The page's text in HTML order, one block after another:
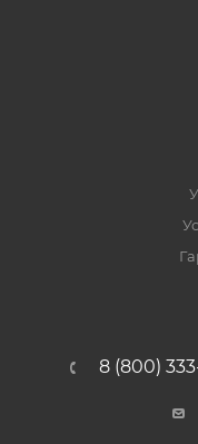
8 (800)